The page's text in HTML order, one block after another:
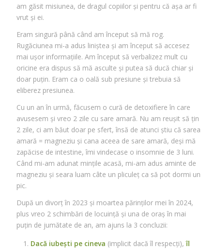
am găsit misiunea, de dragul copiilor și pentru că așa ar fi
vrut și ei.
Eram singură până când am început să mă rog.
Rugăciunea mi-a adus liniștea și am început să accesez
mai ușor informațiile. Am început să verbalizez mult cu
oricine era dispus să mă asculte și putea să ducă chiar și
doar puțin. Eram ca o oală sub presiune și trebuia să
eliberez presiunea.
Cu un an în urmă, făcusem o cură de detoxifiere în care
avusesem și vreo 2 zile cu sare amară. Nu am reușit să țin
2 zile, ci am băut doar pe sfert, însă de atunci știu că sarea
amară = magneziu și cana aceea de sare amară, deși mă
zapăcise de intestine, îmi vindecase o insomnie de 3 luni.
Când mi-am adunat mințile acasă, mi-am adus aminte de
magneziu și seara luam câte un pliculeț ca să pot dormi un
pic.
După un divorț în 2023 și moartea părinților mei în 2024,
plus vreo 2 schimbări de locuință și una de oraș în mai
puțin de jumătate de an, am ajuns la 3 concluzii:
Dacă iubești pe cineva (implicit dacă îl respecți),îl